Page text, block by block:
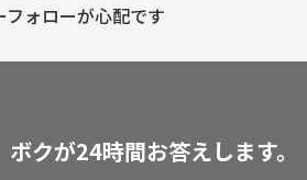
ォローが心配です
クが24時間お答えします。